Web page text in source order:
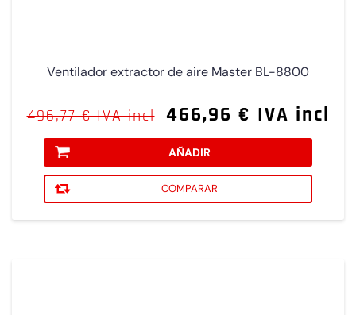
Ventilador extractor de aire Master BL-8800
496,77 € IVA incl 466,96 € IVA incl
AÑADIR
COMPARAR